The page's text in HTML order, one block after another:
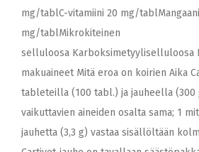
mg/tablC-vitamiini 20 mg/
mg/tablMikrokiteinen
selluloosa Karboksimetyyliselluloosa
makuaineet Mitä eroa on koirien Aika
tableteilla (100 tabl.) ja jauheella (300
vaikuttavien aineiden osalta sama; 1
jauhetta (3,3 g) vastaa sisällöltään